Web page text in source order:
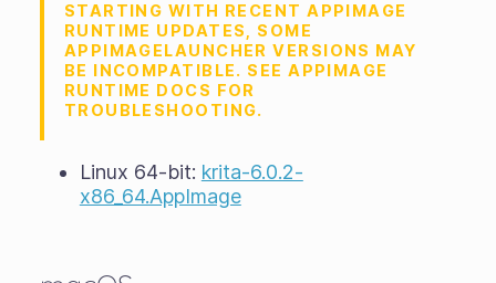
STARTING WITH RECENT APPIMAGE
RUNTIME UPDATES, SOME
APPIMAGELAUNCHER VERSIONS MAY
BE INCOMPATIBLE. SEE APPIMAGE
RUNTIME DOCS FOR
TROUBLESHOOTING.
Linux 64-bit: krita-6.0.2-
x86_64.AppImage